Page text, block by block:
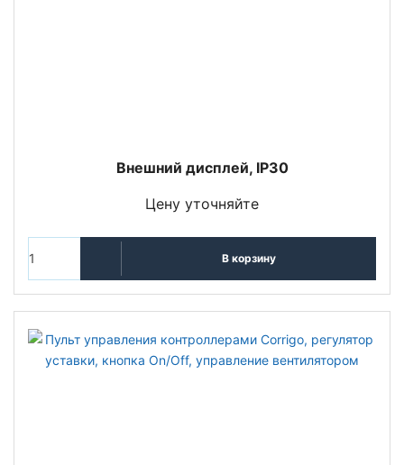
Внешний дисплей, IP30
Цену уточняйте
В корзину